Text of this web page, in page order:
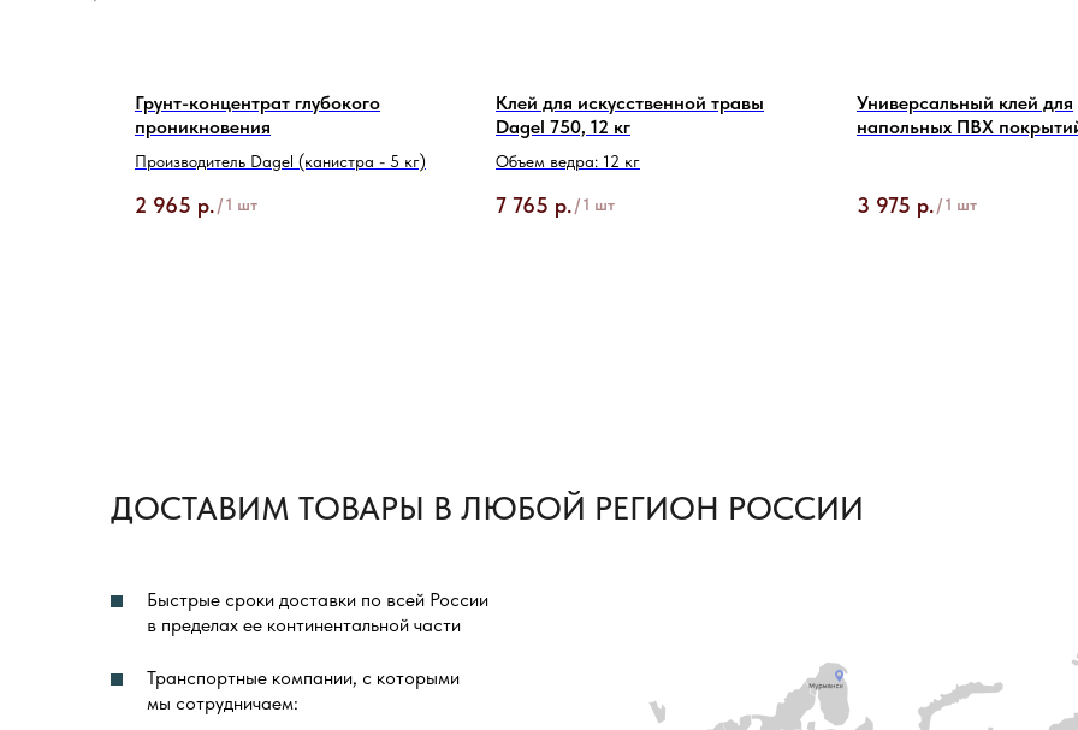
Грунт-концентрат глубокого
проникновения
Производитель Dagel (канистра - 5 кг)
2 965 р./1 шт
Клей для искусственной травы
Dagel 750, 12 кг
Объем ведра: 12 кг
7 765 р./1 шт
Универсальный клей для
напольных ПВХ
3 975 р./1 шт
ДОСТАВИМ ТОВАРЫ В ЛЮБОЙ РЕГИОН РОССИИ
Быстрые сроки доставки по всей России
в пределах ее континентальной части
Транспортные компании, с которыми
мы сотрудничаем: